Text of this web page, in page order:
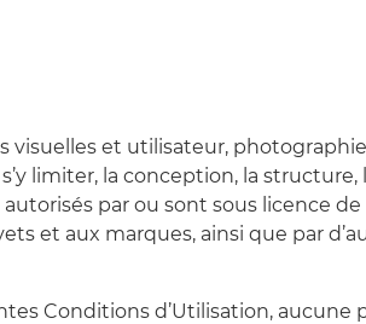
visuelles et utilisateur,
limiter, la conception, la
par ou sont sous licence
et aux marques, ainsi que par
Conditions d’Utilisation,